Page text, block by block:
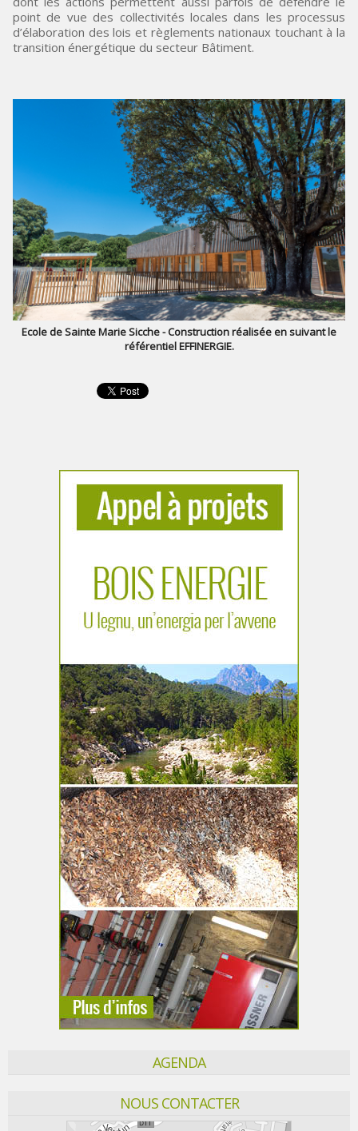
point de vue des collectivités locales dans les processus
d’élaboration des lois et règlements nationaux touchant à la
transition énergétique du secteur Bâtiment.
Ecole de Sainte Marie Sicche - Construction réalisée en suivant le
référentiel EFFINERGIE.
AGENDA
NOUS CONTACTER